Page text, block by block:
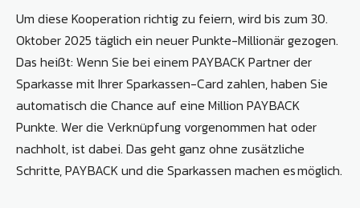
Um diese Kooperation richtig zu feiern, wird bis zum 30.
Oktober 2025 täglich ein neuer Punkte-Millionär gezogen.
Das heißt: Wenn Sie bei einem PAYBACK Partner der
Sparkasse mit Ihrer Sparkassen-Card zahlen, haben Sie
automatisch die Chance auf eine Million PAYBACK
Punkte. Wer die Verknüpfung vorgenommen hat oder
nachholt, ist dabei. Das geht ganz ohne zusätzliche
Schritte, PAYBACK und die Sparkassen machen es möglich.